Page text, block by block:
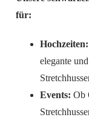
für:
Hochzeiten:
elegante
Events: Ob